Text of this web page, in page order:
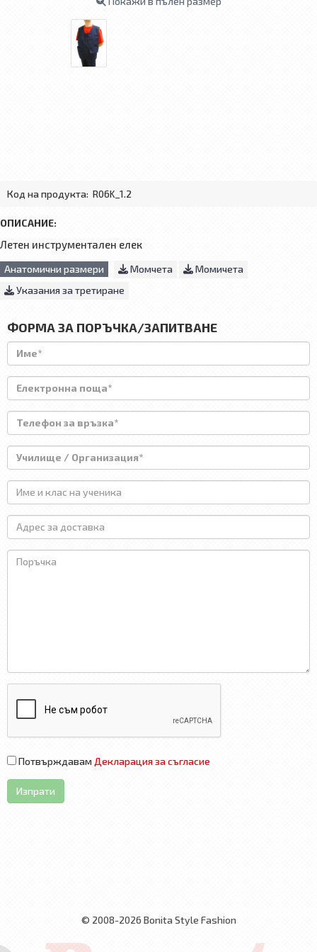
Код на продукта: R06K_1.2
ОПИСАНИЕ:
Летен инструментален елек
Анатомични размери Момчета
Момичета
Указания за третиране
ФОРМА ЗА ПОРЪЧКА/ЗАПИТВАНЕ
Потвърждавам Декларация за съгласие
Изпрати
© 2008-2026 Bonita Style Fashion